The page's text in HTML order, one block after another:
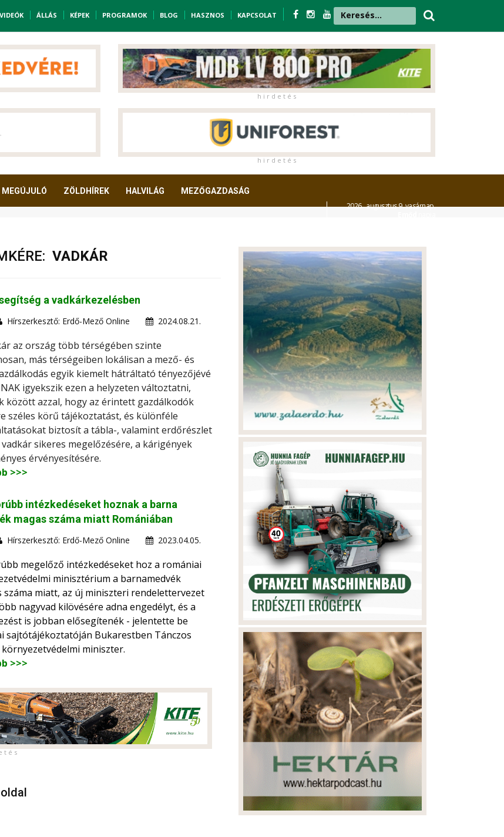
VIDEÓK ÁLLÁS KÉPEK PROGRAMOK BLOG HASZNOS KAPCSOLAT
h i r d e t é s
h i r d e t é s
MEGÚJULÓ ZÖLDHÍREK HALVILÁG MEZŐGAZDASÁG
2026. augusztus 9. vasárnap,
VADKÁR
a vadkárkezelésben
Hírszerkesztő: Erdő-Mező Online 2024.08.21.
az ország több térségében szinte
más térségeiben lokálisan a mező- és
egyik kiemelt hátráltató tényezőjévé
igyekszik ezen a helyzeten változtatni,
között azzal, hogy az érintett gazdálkodók
széles körű tájékoztatást, és különféle
biztosít a tábla-, valamint erdőrészlet
sikeres megelőzésére, a kárigények
érvényesítésére.
>>>
intézkedéseket hoznak a barna
magas száma miatt Romániában
Hírszerkesztő: Erdő-Mező Online 2023.04.05.
megelőző intézkedéseket hoz a romániai
minisztérium a barnamedvék
száma miatt, az új miniszteri rendelettervezet
nagyvad kilövésére adna engedélyt, és a
is jobban elősegítenék - jelentette be
sajtótájékoztatóján Bukarestben Tánczos
miniszter.
>>>
t é s